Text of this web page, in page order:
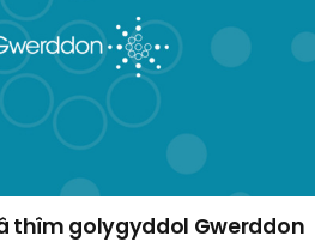
thîm golygyddol Gwerddon